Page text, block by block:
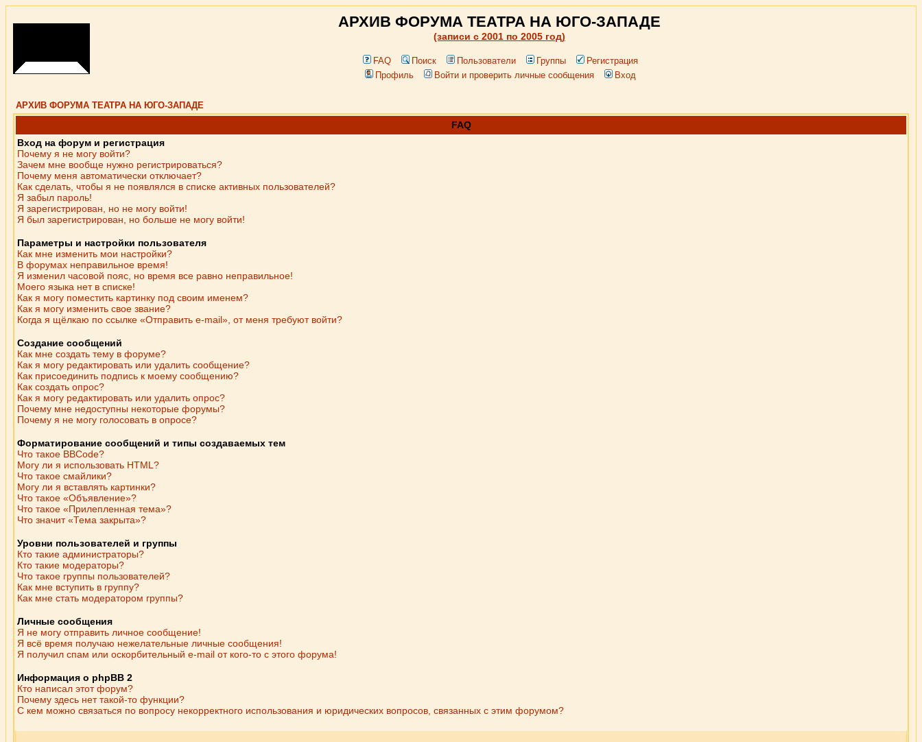
АРХИВ ФОРУМА ТЕАТРА НА ЮГО-ЗАПАДЕ
(записи c 2001 по 2005 год)
FAQ Поиск Пользователи Группы
Регистрация
Профиль
Войти и проверить личные сообщения Вход
АРХИВ ФОРУМА ТЕАТРА НА ЮГО-ЗАПАДЕ
FAQ
Вход на форум и регистрация
Почему я не могу войти?
Зачем мне вообще нужно регистрироваться?
Почему меня автоматически отключает?
Как сделать, чтобы я не появлялся в списке активных пользователей?
Я забыл пароль!
Я зарегистрирован, но не могу войти!
Я был зарегистрирован, но больше не могу войти!
Параметры и настройки пользователя
Как мне изменить мои настройки?
В форумах неправильное время!
Я изменил часовой пояс, но время все равно неправильное!
Моего языка нет в списке!
Как я могу поместить картинку под своим именем?
Как я могу изменить свое звание?
Когда я щёлкаю по ссылке «Отправить e-mail», от меня требуют войти?
Создание сообщений
Как мне создать тему в форуме?
Как я могу редактировать или удалить сообщение?
Как присоединить подпись к моему сообщению?
Как создать опрос?
Как я могу редактировать или удалить опрос?
Почему мне недоступны некоторые форумы?
Почему я не могу голосовать в опросе?
Форматирование сообщений и типы создаваемых тем
Что такое BBCode?
Могу ли я использовать HTML?
Что такое смайлики?
Могу ли я вставлять картинки?
Что такое «Объявление»?
Что такое «Прилепленная тема»?
Что значит «Тема закрыта»?
Уровни пользователей и группы
Кто такие администраторы?
Кто такие модераторы?
Что такое группы пользователей?
Как мне вступить в группу?
Как мне стать модератором группы?
Личные сообщения
Я не могу отправить личное сообщение!
Я всё время получаю нежелательные личные сообщения!
Я получил спам или оскорбительный e-mail от кого-то с этого форума!
Информация о phpBB 2
Кто написал этот форум?
Почему здесь нет такой-то функции?
С кем можно связаться по вопросу некорректного использования и юридических вопросов, связанных с этим форумом?